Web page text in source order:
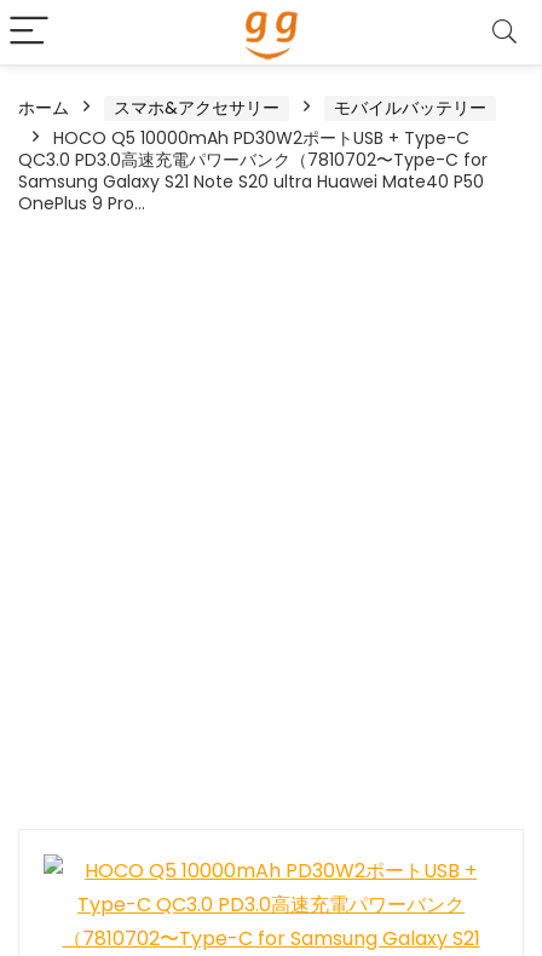
ホーム スマホ&アクセサリー
モバイルバッテリー
HOCO Q5 10000mAh PD30W2ポートUSB + Type-C
QC3.0 PD3.0高速充電パワーバンク（7810702〜Type-C for
Samsung Galaxy S21 Note S20 ultra Huawei Mate40 P50
OnePlus 9 Pro…